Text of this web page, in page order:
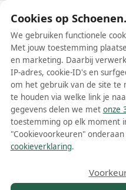
Shabbies
Meer lezen
Cookies op
We gebruiken functionele
Met jouw toestemming
en marketing. Daarbij
IP-adres, cookie-ID's en
om het gebruik van de site te
te houden via welke link je
gegevens delen we met onze
toestemming op elk moment
"Cookievoorkeuren"
cookieverklaring.